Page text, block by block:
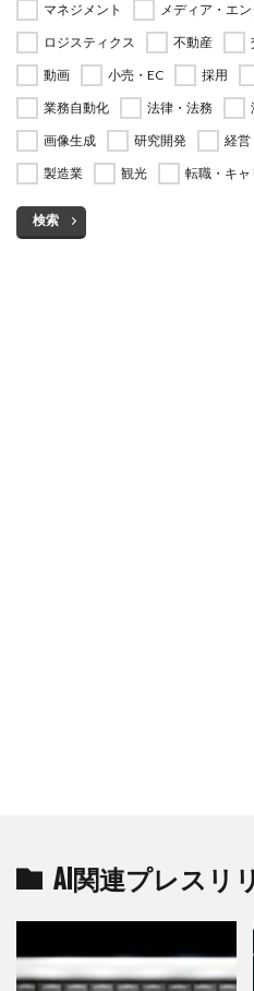
マネジメント
メディア・エ
ロジスティクス
不動産
動画
小売・EC 採用
業務自動化
法律・法務
画像生成
研究開発 経営
製造業
観光 転職・キャ
検索
AI関連プレスリ